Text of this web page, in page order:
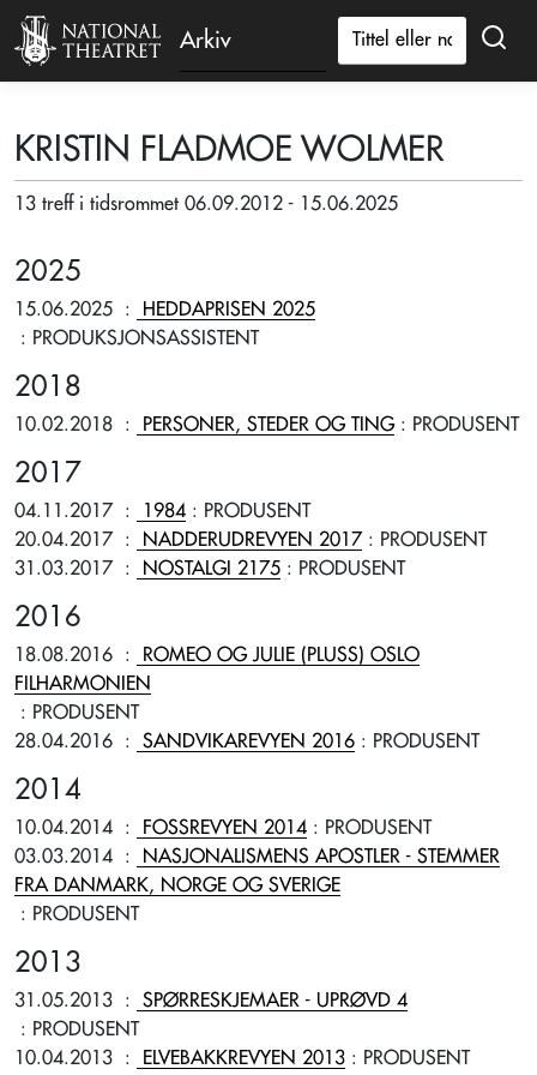
Arkiv
KRISTIN FLADMOE WOLMER
13 treff i tidsrommet 06.09.2012 - 15.06.2025
2025
15.06.2025 :
HEDDAPRISEN 2025
: PRODUKSJONSASSISTENT
2018
10.02.2018 : PERSONER, STEDER OG TING: PRODUSENT
2017
04.11.2017 : 1984 : PRODUSENT
20.04.2017 : NADDERUDREVYEN 2017 : PRODUSENT
31.03.2017 : NOSTALGI 2175 : PRODUSENT
2016
18.08.2016 :
ROMEO OG JULIE (PLUSS) OSLO
FILHARMONIEN
: PRODUSENT
28.04.2016 : SANDVIKAREVYEN 2016 : PRODUSENT
2014
10.04.2014 : FOSSREVYEN 2014 : PRODUSENT
03.03.2014 :
NASJONALISMENS APOSTLER - STEMMER
FRA DANMARK, NORGE OG SVERIGE
: PRODUSENT
2013
31.05.2013 :
SPØRRESKJEMAER - UPRØVD 4
: PRODUSENT
10.04.2013 : ELVEBAKKREVYEN 2013 : PRODUSENT